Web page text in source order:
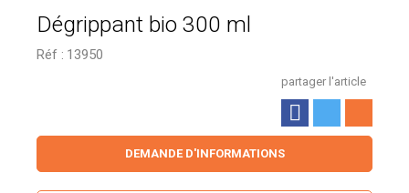
Dégrippant bio 300 ml
Réf : 13950
partager l'article
DEMANDE D'INFORMATIONS